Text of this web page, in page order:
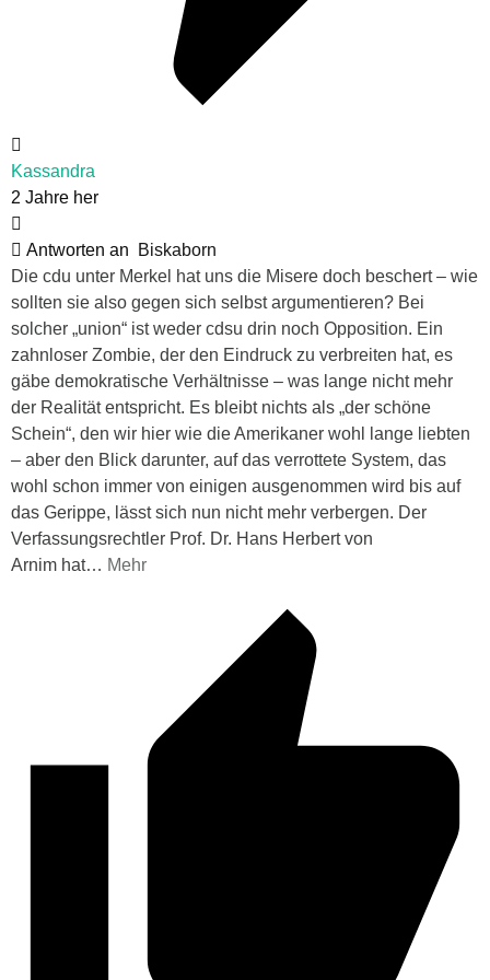
Kassandra
2 Jahre her
Antworten an
Biskaborn
Die cdu unter Merkel hat uns die Misere doch beschert – wie
sollten sie also gegen sich selbst argumentieren? Bei
solcher „union“ ist weder cdsu drin noch Opposition. Ein
zahnloser Zombie, der den Eindruck zu verbreiten hat, es
gäbe demokratische Verhältnisse – was lange nicht mehr
der Realität entspricht. Es bleibt nichts als „der schöne
Schein“, den wir hier wie die Amerikaner wohl lange liebten
– aber den Blick darunter, auf das verrottete System, das
wohl schon immer von einigen ausgenommen wird bis auf
das Gerippe, lässt sich nun nicht mehr verbergen. Der
Verfassungsrechtler Prof. Dr. Hans Herbert von
Arnim hat… Mehr